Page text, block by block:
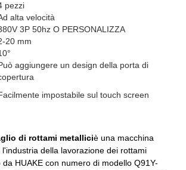
pezzi
alta velocità
3P 50hz O PERSONALIZZA
20 mm
aggiungere un design della porta di
impostabile sul touch screen
di rottami metalliciè una macchina
della lavorazione dei rottami
HUAKE con numero di modello Q91Y-